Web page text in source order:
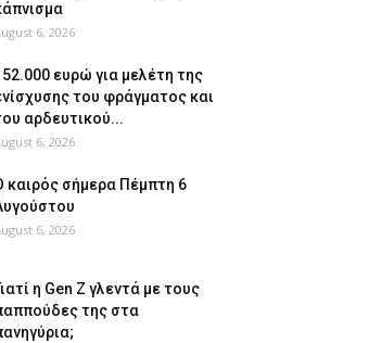
6, 2026
ευρώ για μελέτη της
του φράγματος και
αρδευτικού...
6, 2026
καιρός σήμερα Πέμπτη 6
6, 2026
η Gen Z γλεντά με τους
της στα